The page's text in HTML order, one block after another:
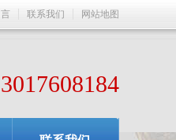
联系我们 网站地图